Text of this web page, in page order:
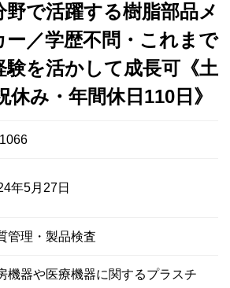
野で活躍する樹脂部品メ
ー／学歴不問・これまで
験を活かして成長可《土
休み・年間休日110日》
年5月27日
管理・製品検査
機器や医療機器に関するプラスチ